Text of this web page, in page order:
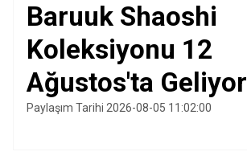
Baruuk Shaoshi
Koleksiyonu 12
Ağustos'ta Geliyor
Paylaşım Tarihi 2026-08-05 11:02:00